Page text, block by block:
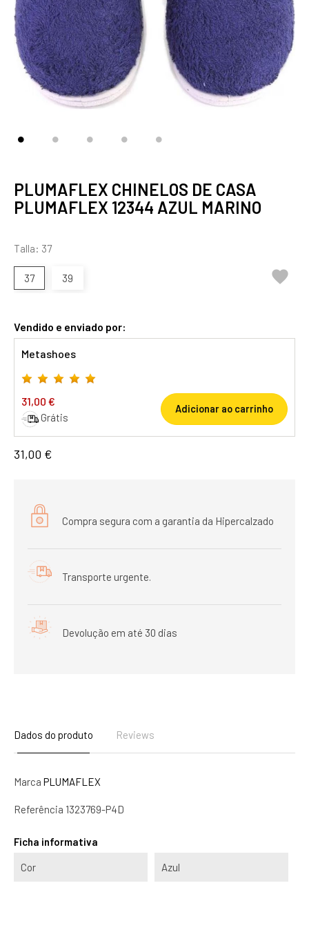
PLUMAFLEX CHINELOS DE CASA
PLUMAFLEX 12344 AZUL MARINO
Talla: 37
37 39 
Vendido e enviado por:
Metashoes
31,00 €
Grátis
Adicionar ao carrinho
31,00 €
Compra segura com a garantia da Hipercalzado
Transporte urgente.
Devolução em até 30 dias
Dados do produto Reviews
Marca PLUMAFLEX
Referência 1323769-P4D
Ficha informativa
Cor Azul